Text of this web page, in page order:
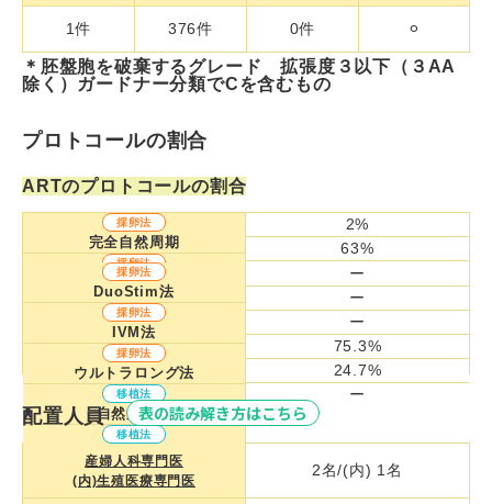
1件 376件 0件 ⚪︎
＊胚盤胞を破棄するグレード 拡張度３以下（３AA
除く）ガードナー分類でCを含むもの
プロトコールの割合
ARTのプロトコールの割合
採卵法
完全自然周期
採卵法
マイルド刺激法
採卵法
ロング法
採卵法
ショート法
採卵法
アンタゴニスト法
採卵法
PPOS法
2%
63%
ー
ー
3%
32%
採卵法
DuoStim法
採卵法
IVM法
採卵法
ウルトラロング法
移植法
自然周期法
移植法
ホルモン補充周期
移植法
その他
ー
ー
ー
75.3%
24.7%
ー
配置人員 表の読み解き方はこちら
産婦人科専門医
(内)生殖医療専門医
2名/(内) 1名